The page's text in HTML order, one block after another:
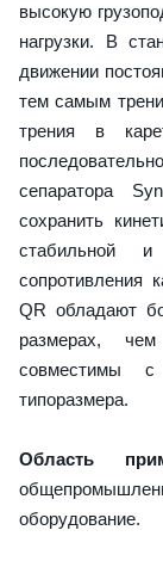
высокую
нагрузки. В
движении
тем самым
трения в
сепаратора
сохранить
стабильной
сопротивления
QR обладают
размерах,
совместимы
типоразмера.
Область
оборудование.